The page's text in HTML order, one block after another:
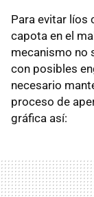
Para evitar líos
capota en el
mecanismo no
con posibles
necesario
proceso de
gráfica así: